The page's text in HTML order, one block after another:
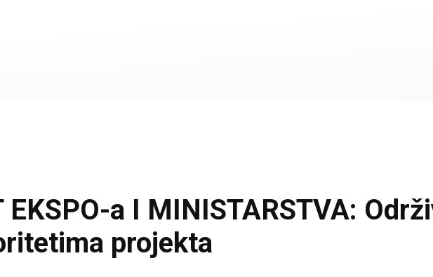
EKSPO-a I MINISTARSTVA:
projekta